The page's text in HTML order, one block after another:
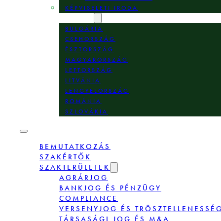
KÉPVISELETI IRODA
BULGÁRIA
CSEHORSZÁG
ÉSZTORSZÁG
MAGYARORSZÁG
LETTORSZÁG
LITVÁNIA
LENGYELORSZÁG
ROMÁNIA
SZLOVÁKIA
BEMUTATKOZÁS
SZAKÉRTŐK
SZAKTERÜLETEK
AGRÁRJOG
BANKJOG ÉS PÉNZÜGY
COMPLIANCE
VERSENYJOG ÉS
TÁRSASÁGI JOG ÉS M&A